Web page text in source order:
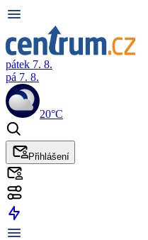
pátek 7. 8.
pá 7. 8.
20°C
Přihlášení